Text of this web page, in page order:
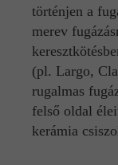
történjen a
merev
(pl. Largo,
rugalmas
felső oldal
kerámia